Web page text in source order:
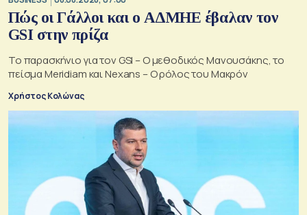
Πώς οι Γάλλοι και ο ΑΔΜΗΕ έβαλαν τον
GSI στην πρίζα
Το παρασκήνιο για τον GSI – Ο μεθοδικός Μανουσάκης, το
πείσμα Meridiam και Nexans – Ο ρόλος του Μακρόν
Χρήστος Κολώνας